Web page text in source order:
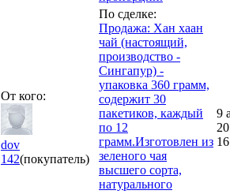
От кого:
dov
142(покупатель)
По сделке:
Продажа: Хан хаан
чай (настоящий,
производство -
Сингапур) -
упаковка 360 грамм,
содержит 30
пакетиков, каждый
по 12
грамм.Изготовлен из
зеленого чая
высшего сорта,
натурального
9